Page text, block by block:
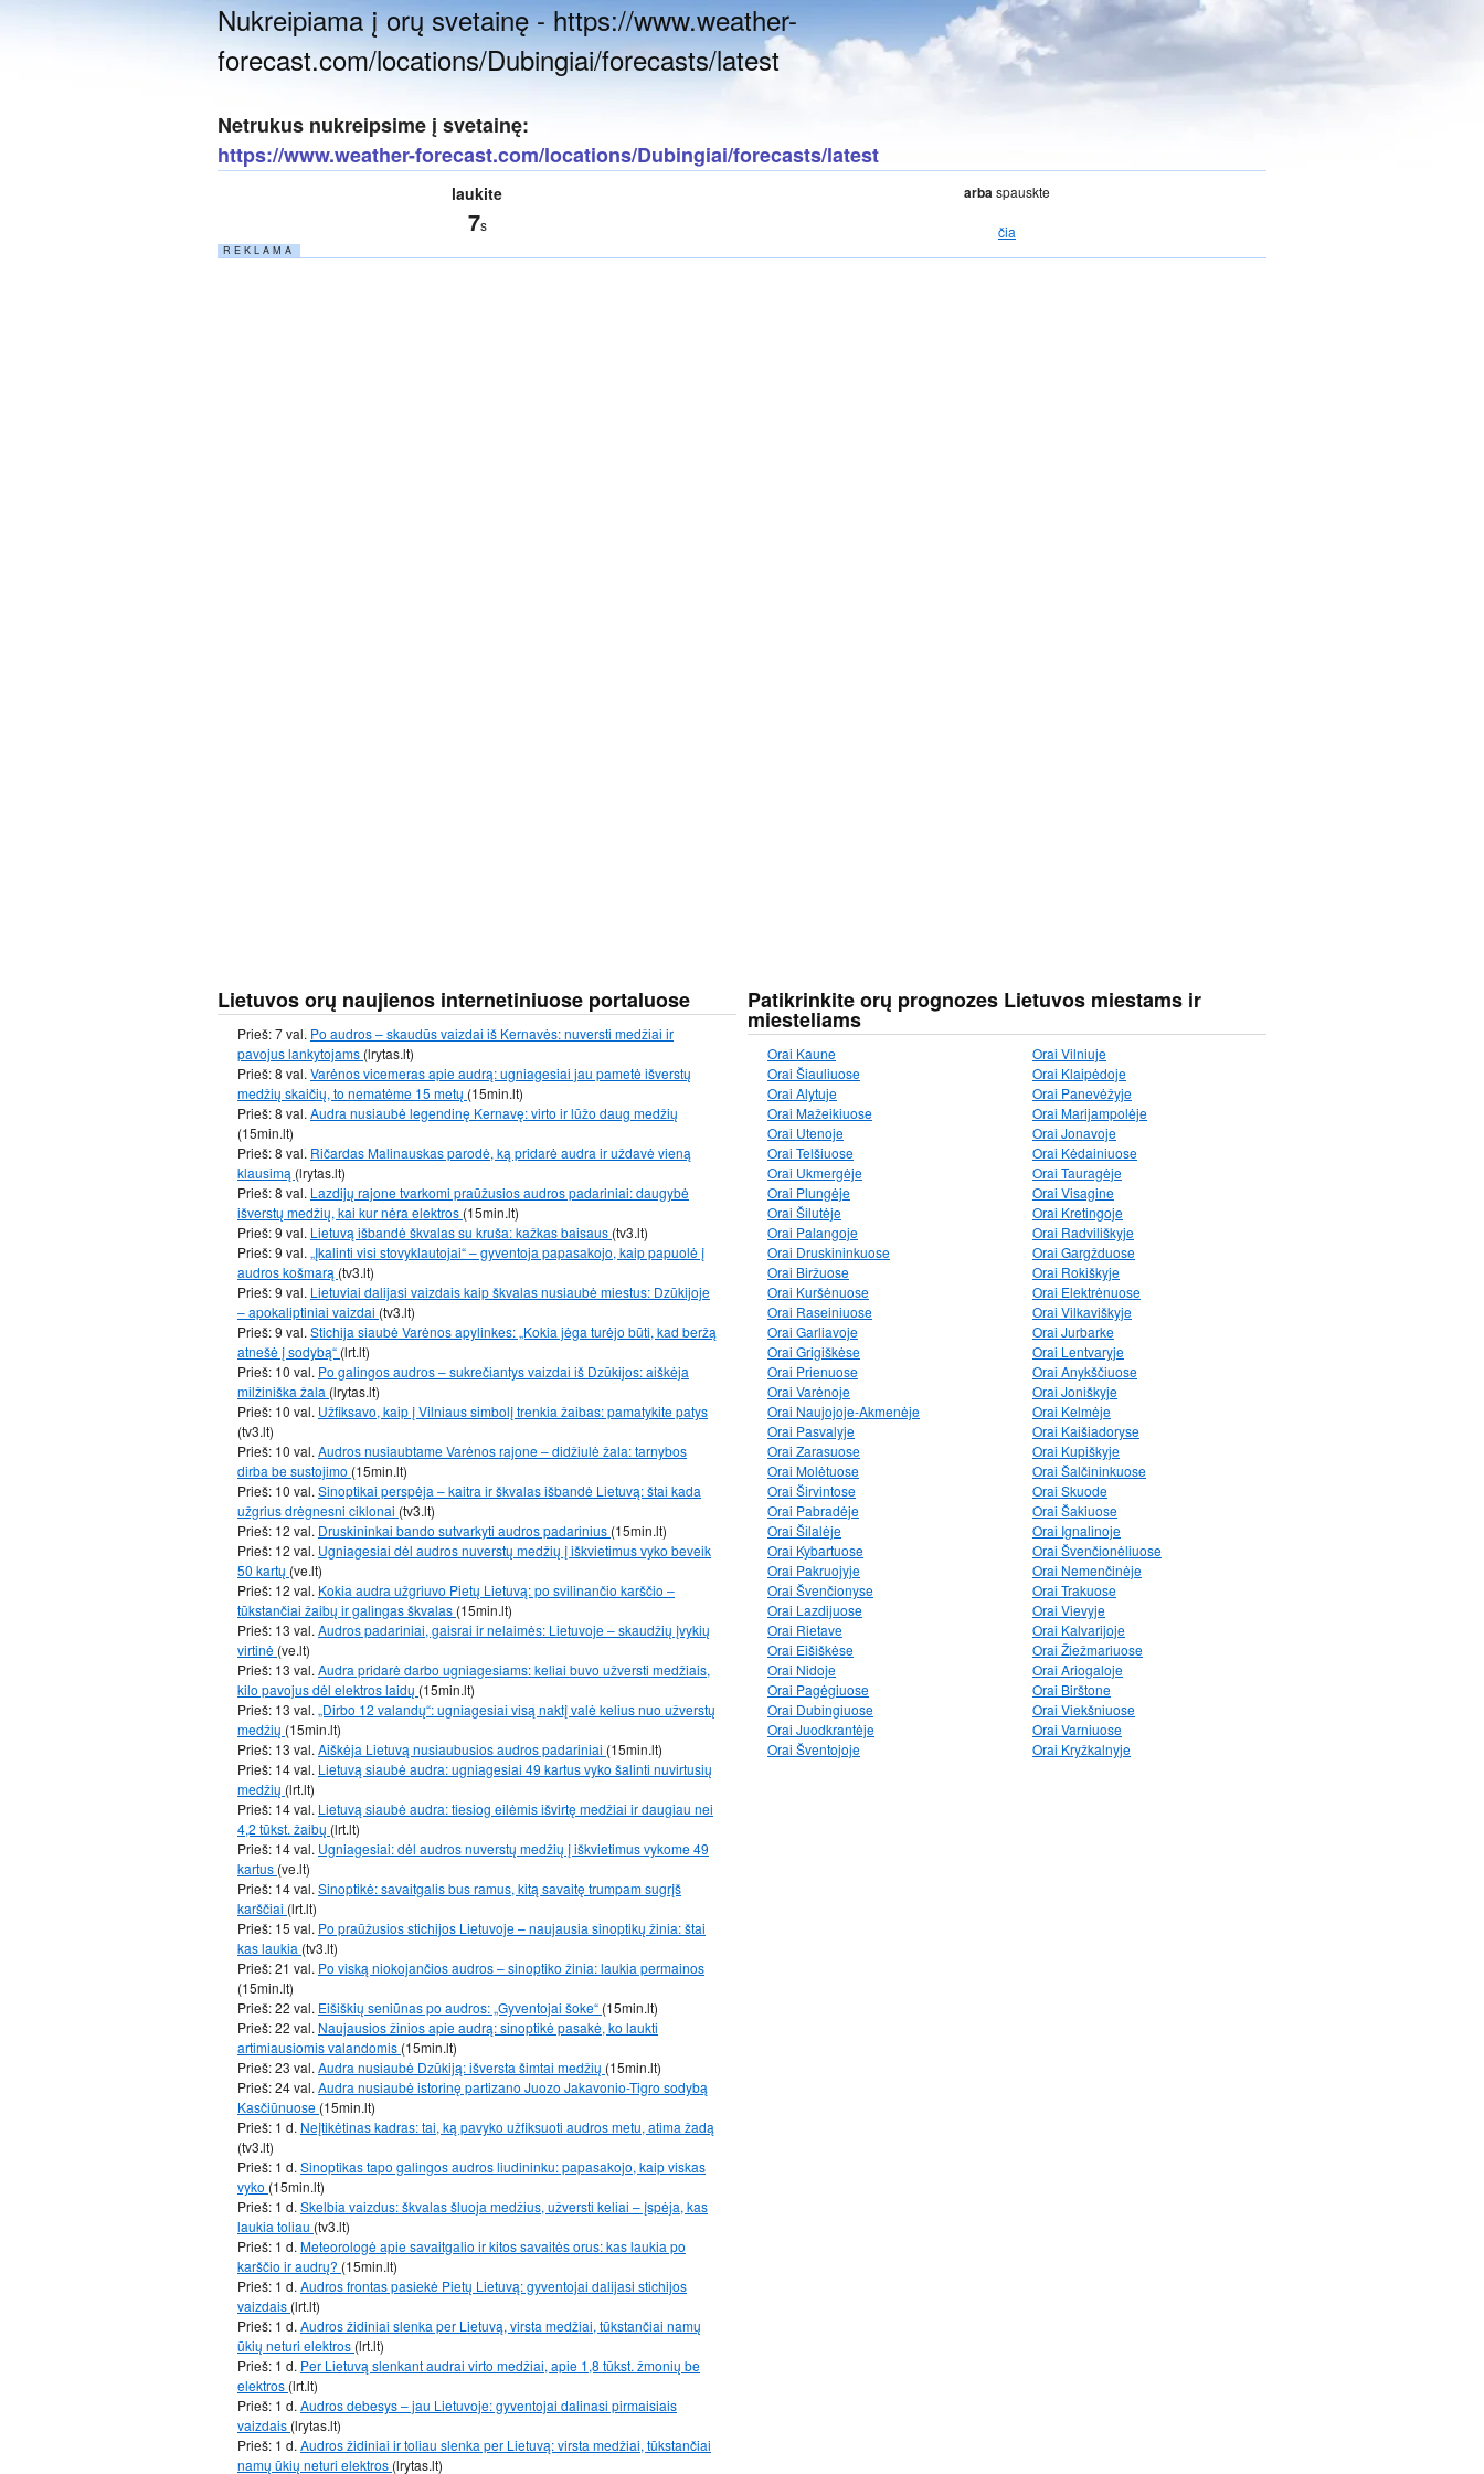
Nukreipiama į orų svetainę - https://www.weather-
forecast.com/locations/Dubingiai/forecasts/latest
Netrukus nukreipsime į svetainę:
https://www.weather-forecast.com/locations/Dubingiai/forecasts/latest
laukite
6s
arbaspauskte
čia
R E K L A M A
Lietuvos orų naujienos internetiniuose portaluose
Prieš: 7 val. Po audros – skaudūs vaizdai iš Kernavės: nuversti medžiai ir
pavojus lankytojams (lrytas.lt)
Prieš: 8 val. Varėnos vicemeras apie audrą: ugniagesiai jau pametė išverstų
medžių skaičių, to nematėme 15 metų (15min.lt)
Prieš: 8 val. Audra nusiaubė legendinę Kernavę: virto ir lūžo daug medžių
(15min.lt)
Prieš: 8 val. Ričardas Malinauskas parodė, ką pridarė audra ir uždavė vieną
klausimą (lrytas.lt)
Prieš: 8 val. Lazdijų rajone tvarkomi praūžusios audros padariniai: daugybė
išverstų medžių, kai kur nėra elektros (15min.lt)
Prieš: 9 val. Lietuvą išbandė škvalas su kruša: kažkas baisaus (tv3.lt)
Prieš: 9 val. „Įkalinti visi stovyklautojai“ – gyventoja papasakojo, kaip papuolė į
audros košmarą (tv3.lt)
Prieš: 9 val. Lietuviai dalijasi vaizdais kaip škvalas nusiaubė miestus: Dzūkijoje
– apokaliptiniai vaizdai (tv3.lt)
Prieš: 9 val. Stichija siaubė Varėnos apylinkes: „Kokia jėga turėjo būti, kad beržą
atnešė į sodybą“ (lrt.lt)
Prieš: 10 val. Po galingos audros – sukrečiantys vaizdai iš Dzūkijos: aiškėja
milžiniška žala (lrytas.lt)
Prieš: 10 val. Užfiksavo, kaip į Vilniaus simbolį trenkia žaibas: pamatykite patys
(tv3.lt)
Prieš: 10 val. Audros nusiaubtame Varėnos rajone – didžiulė žala: tarnybos
dirba be sustojimo (15min.lt)
Prieš: 10 val. Sinoptikai perspėja – kaitra ir škvalas išbandė Lietuvą: štai kada
užgrius drėgnesni ciklonai (tv3.lt)
Prieš: 12 val. Druskininkai bando sutvarkyti audros padarinius (15min.lt)
Prieš: 12 val. Ugniagesiai dėl audros nuverstų medžių į iškvietimus vyko beveik
50 kartų (ve.lt)
Prieš: 12 val. Kokia audra užgriuvo Pietų Lietuvą: po svilinančio karščio –
tūkstančiai žaibų ir galingas škvalas (15min.lt)
Prieš: 13 val. Audros padariniai, gaisrai ir nelaimės: Lietuvoje – skaudžių įvykių
virtinė (ve.lt)
Prieš: 13 val. Audra pridarė darbo ugniagesiams: keliai buvo užversti medžiais,
kilo pavojus dėl elektros laidų (15min.lt)
Prieš: 13 val. „Dirbo 12 valandų“: ugniagesiai visą naktį valė kelius nuo užverstų
medžių (15min.lt)
Prieš: 13 val. Aiškėja Lietuvą nusiaubusios audros padariniai (15min.lt)
Prieš: 14 val. Lietuvą siaubė audra: ugniagesiai 49 kartus vyko šalinti nuvirtusių
medžių (lrt.lt)
Prieš: 14 val. Lietuvą siaubė audra: tiesiog eilėmis išvirtę medžiai ir daugiau nei
4,2 tūkst. žaibų (lrt.lt)
Prieš: 14 val. Ugniagesiai: dėl audros nuverstų medžių į iškvietimus vykome 49
kartus (ve.lt)
Prieš: 14 val. Sinoptikė: savaitgalis bus ramus, kitą savaitę trumpam sugrįš
karščiai (lrt.lt)
Prieš: 15 val. Po praūžusios stichijos Lietuvoje – naujausia sinoptikų žinia: štai
kas laukia (tv3.lt)
Prieš: 21 val. Po viską niokojančios audros – sinoptiko žinia: laukia permainos
(15min.lt)
Prieš: 22 val. Eišiškių seniūnas po audros: „Gyventojai šoke“ (15min.lt)
Prieš: 22 val. Naujausios žinios apie audrą: sinoptikė pasakė, ko laukti
artimiausiomis valandomis (15min.lt)
Prieš: 23 val. Audra nusiaubė Dzūkiją: išversta šimtai medžių (15min.lt)
Prieš: 24 val. Audra nusiaubė istorinę partizano Juozo Jakavonio-Tigro sodybą
Kasčiūnuose (15min.lt)
Prieš: 1 d. Neįtikėtinas kadras: tai, ką pavyko užfiksuoti audros metu, atima žadą
(tv3.lt)
Prieš: 1 d. Sinoptikas tapo galingos audros liudininku: papasakojo, kaip viskas
vyko (15min.lt)
Prieš: 1 d. Skelbia vaizdus: škvalas šluoja medžius, užversti keliai – įspėja, kas
laukia toliau (tv3.lt)
Prieš: 1 d. Meteorologė apie savaitgalio ir kitos savaitės orus: kas laukia po
karščio ir audrų? (15min.lt)
Prieš: 1 d. Audros frontas pasiekė Pietų Lietuvą: gyventojai dalijasi stichijos
vaizdais (lrt.lt)
Prieš: 1 d. Audros židiniai slenka per Lietuvą, virsta medžiai, tūkstančiai namų
ūkių neturi elektros (lrt.lt)
Prieš: 1 d. Per Lietuvą slenkant audrai virto medžiai, apie 1,8 tūkst. žmonių be
elektros (lrt.lt)
Prieš: 1 d. Audros debesys – jau Lietuvoje: gyventojai dalinasi pirmaisiais
vaizdais (lrytas.lt)
Prieš: 1 d. Audros židiniai ir toliau slenka per Lietuvą: virsta medžiai, tūkstančiai
namų ūkių neturi elektros (lrytas.lt)
Patikrinkite orų prognozes Lietuvos miestams ir
miesteliams
Orai Kaune
Orai Šiauliuose
Orai Alytuje
Orai Mažeikiuose
Orai Utenoje
Orai Telšiuose
Orai Ukmergėje
Orai Plungėje
Orai Šilutėje
Orai Palangoje
Orai Druskininkuose
Orai Biržuose
Orai Kuršėnuose
Orai Raseiniuose
Orai Garliavoje
Orai Grigiškėse
Orai Prienuose
Orai Varėnoje
Orai Naujojoje-Akmenėje
Orai Pasvalyje
Orai Zarasuose
Orai Molėtuose
Orai Širvintose
Orai Pabradėje
Orai Šilalėje
Orai Kybartuose
Orai Pakruojyje
Orai Švenčionyse
Orai Lazdijuose
Orai Rietave
Orai Eišiškėse
Orai Nidoje
Orai Pagėgiuose
Orai Dubingiuose
Orai Juodkrantėje
Orai Šventojoje
Orai Vilniuje
Orai Klaipėdoje
Orai Panevėžyje
Orai Marijampolėje
Orai Jonavoje
Orai Kėdainiuose
Orai Tauragėje
Orai Visagine
Orai Kretingoje
Orai Radviliškyje
Orai Gargžduose
Orai Rokiškyje
Orai Elektrėnuose
Orai Vilkaviškyje
Orai Jurbarke
Orai Lentvaryje
Orai Anykščiuose
Orai Joniškyje
Orai Kelmėje
Orai Kaišiadoryse
Orai Kupiškyje
Orai Šalčininkuose
Orai Skuode
Orai Šakiuose
Orai Ignalinoje
Orai Švenčionėliuose
Orai Nemenčinėje
Orai Trakuose
Orai Vievyje
Orai Kalvarijoje
Orai Žiežmariuose
Orai Ariogaloje
Orai Birštone
Orai Viekšniuose
Orai Varniuose
Orai Kryžkalnyje